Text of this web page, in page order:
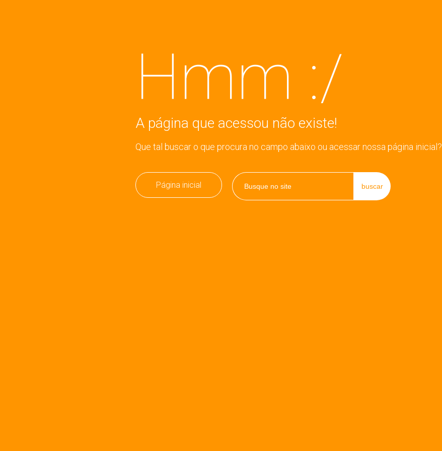
Hmm :/
A página que acessou não existe!
Que tal buscar o que procura no campo abaixo ou acessar nossa página inicial?
Página inicial